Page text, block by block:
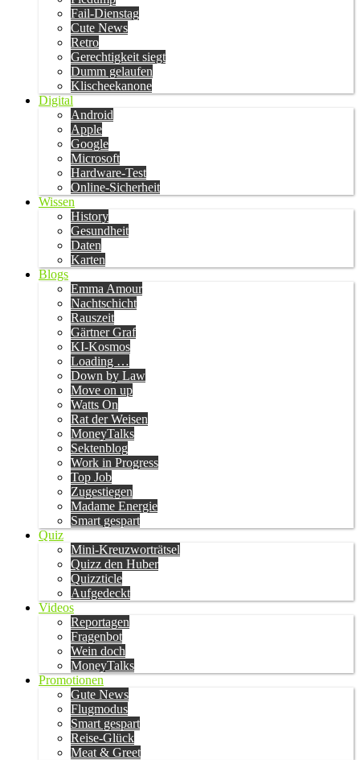
Fail-Dienstag
Cute News
Retro
Gerechtigkeit siegt
Dumm gelaufen
Klischeekanone
Digital
Android
Apple
Google
Microsoft
Hardware-Test
Online-Sicherheit
Wissen
History
Gesundheit
Daten
Karten
Blogs
Emma Amour
Nachtschicht
Rauszeit
Gärtner Graf
KI-Kosmos
Loading …
Down by Law
Move on up
Watts On
Rat der Weisen
MoneyTalks
Sektenblog
Work in Progress
Top Job
Zugestiegen
Madame Energie
Smart gespart
Quiz
Mini-Kreuzworträtsel
Quizz den Huber
Quizzticle
Aufgedeckt
Videos
Reportagen
Fragenbot
Wein doch
MoneyTalks
Promotionen
Gute News
Flugmodus
Smart gespart
Reise-Glück
Meat & Greet